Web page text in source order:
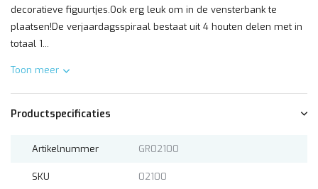
decoratieve figuurtjes.Ook erg leuk om in de vensterbank te
plaatsen!De verjaardagsspiraal bestaat uit 4 houten delen met in
totaal 1...
Toon meer
Productspecificaties
Artikelnummer GR02100
SKU 02100